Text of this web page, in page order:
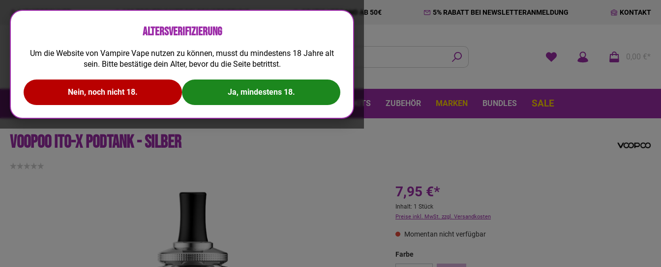
LIQUIDRECHNER 100 TREUEPUNKTE BEI REGISTRIERUNG GRATIS VERSAND AB 50€ 5% RABATT BEI NEWSLETTERANMELDUNG KONTAKT
0,00 €*
NEUHEITEN E-LIQUID AROMA & DIY EINWEG BIG PUFF KITS ZUBEHÖR MARKEN BUNDLES SALE
VooPoo ITO-X Podtank - Silber
7,95 €*
Inhalt: 1 Stück
Preise inkl. MwSt. zzgl. Versandkosten
Momentan nicht verfügbar
Farbe
Altersverifizierung
Um die Website von Vampire Vape nutzen zu können, musst du mindestens 18 Jahre alt
sein. Bitte bestätige dein Alter, bevor du die Seite betrittst.
Nein, noch nicht 18. Ja, mindestens 18.